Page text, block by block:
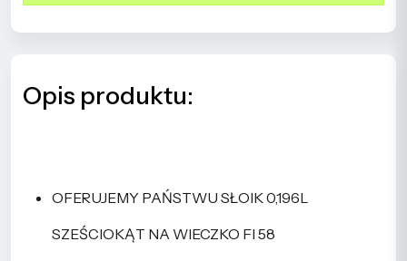
Opis produktu:
OFERUJEMY PAŃSTWU SŁOIK 0,196L
SZEŚCIOKĄT NA WIECZKO FI 58